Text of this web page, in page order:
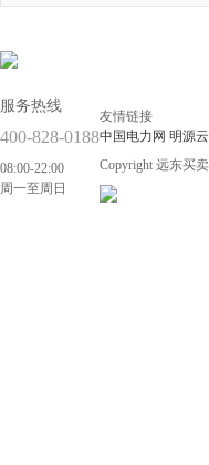
服务热线
400-828-0188
08:00-22:00
周一至周日
友情链接
中国电力网 明源
Copyright 远东买